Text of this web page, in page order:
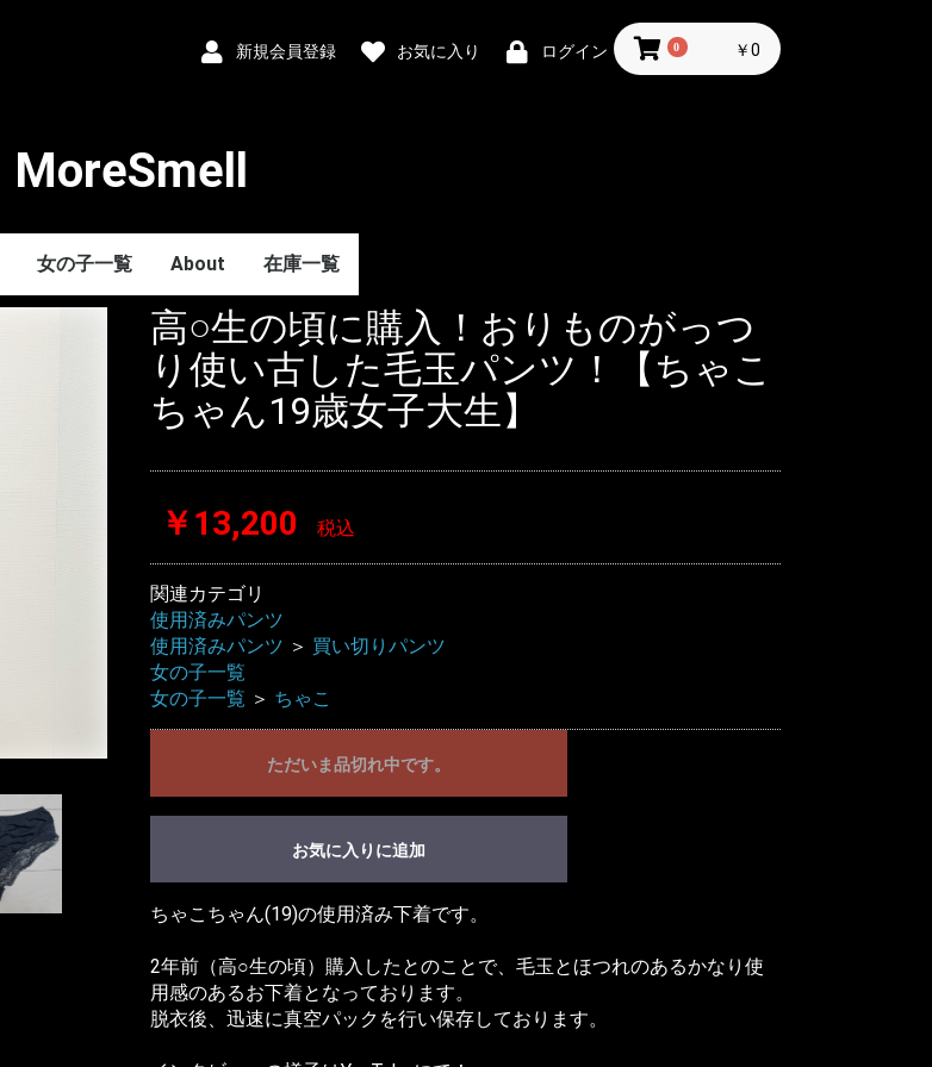
新規会員登録 お気に入り ログイン 0 ￥0
MoreSmell
女の子一覧 About 在庫一覧
高○生の頃に購入！おりものがっつ
り使い古した毛玉パンツ！【ちゃこ
ちゃん19歳女子大生】
￥13,200 税込
関連カテゴリ
使用済みパンツ
使用済みパンツ ＞ 買い切りパンツ
女の子一覧
女の子一覧 ＞ ちゃこ
ただいま品切れ中です。
お気に入りに追加
ちゃこちゃん(19)の使用済み下着です。
2年前（高○生の頃）購入したとのことで、毛玉とほつれのあるかなり使
用感のあるお下着となっております。
脱衣後、迅速に真空パックを行い保存しております。